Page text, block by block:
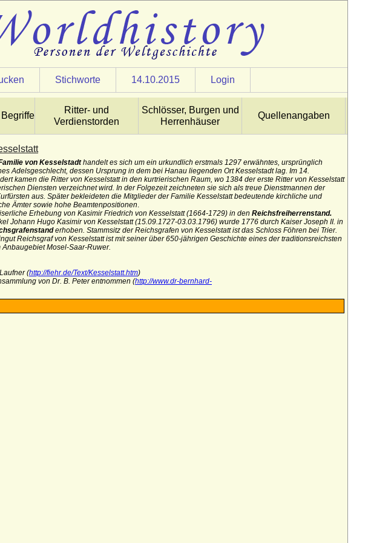
Stichworte 14.10.2015 Login
Ritter- und
Verdienstorden
Schlösser, Burgen und
Herrenhäuser
Quellenangaben
von Kesselstadthandelt es sich um ein urkundlich erstmals 1297 erwähntes, ursprünglich
Adelsgeschlecht, dessen Ursprung in dem bei Hanau liegenden Ort Kesselstadt lag. Im 14.
kamen die Ritter von Kesselstatt in den kurtrierischen Raum, wo 1384 der erste Ritter von Kesselstatt
Diensten verzeichnet wird. In der Folgezeit zeichneten sie sich als treue Dienstmannen der
aus. Später bekleideten die Mitglieder der Familie Kesselstatt bedeutende kirchliche und
Ämter sowie hohe Beamtenpositionen.
Erhebung von Kasimir Friedrich von Kesselstatt (1664-1729) in den Reichsfreiherrenstand.
Johann Hugo Kasimir von Kesselstatt (15.09.1727-03.03.1796) wurde 1776 durch Kaiser Joseph II. in
erhoben. Stammsitz der Reichsgrafen von Kesselstatt ist das Schloss Föhren bei Trier.
Reichsgraf von Kesselstatt ist mit seiner über 650-jährigen Geschichte eines der traditionsreichsten
Anbaugebiet Mosel-Saar-Ruwer.
(http://fiehr.de/Text/Kesselstatt.htm)
von Dr. B. Peter entnommen (http://www.dr-bernhard-